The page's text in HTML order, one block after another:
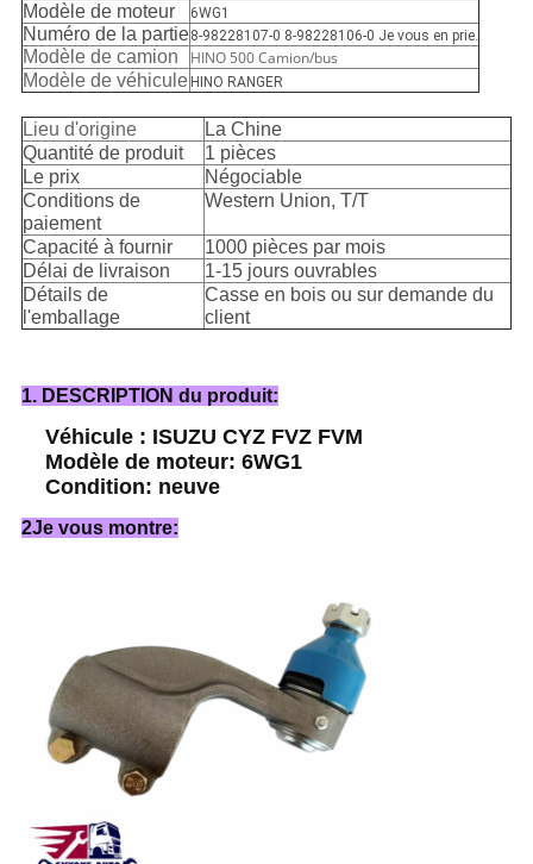
Modèle de moteur 6WG1
Numéro de la partie8-98228107-0 8-98228106-0 Je vous en prie.
Modèle de camion
HINO 500 Camion/bus
Modèle de véhicule HINO RANGER
Lieu d'origine
La Chine
Quantité de produit
1 pièces
Le prix
Négociable
Conditions de
paiement
Western Union, T/T
Capacité à fournir
1000 pièces par mois
Délai de livraison
1-15 jours ouvrables
Détails de
l'emballage
Casse en bois ou sur demande du
client
1. DESCRIPTION du produit:
Véhicule : ISUZU CYZ FVZ FVM
Modèle de moteur: 6WG1
Condition: neuve
2Je vous montre: